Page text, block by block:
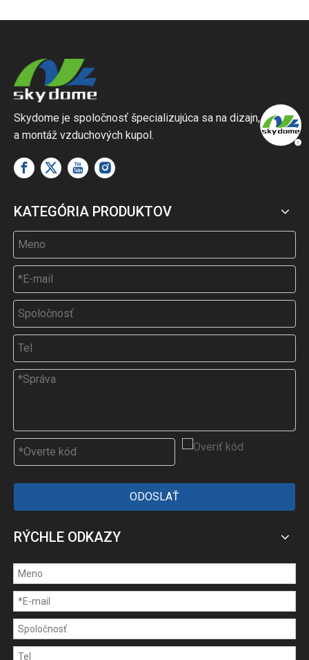
a vetra
Skydome je spoločnosť špecializujúca sa na dizajn, výrobu
a montáž vzduchových kupol.
KATEGÓRIA PRODUKTOV
ODOSLAŤ
RÝCHLE ODKAZY